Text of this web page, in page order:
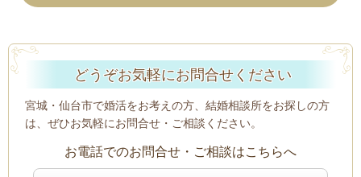
どうぞお気軽にお問合せください
宮城・仙台市で婚活をお考えの方、結婚相談所をお探しの方
は、ぜひお気軽にお問合せ・ご相談ください。
お電話でのお問合せ・ご相談はこちらへ